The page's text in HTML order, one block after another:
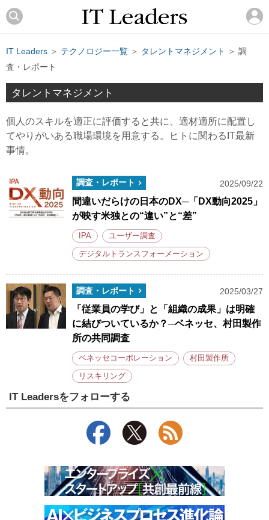
IT Leaders ＞ テクノロジー一覧 ＞ タレントマネジメント
＞ 調
査・レポート
タレントマネジメント
個人のスキルを適正に評価すると共に、適材適所に配置し
てやりがいある職場環境を用意する。ヒトに関わるIT最新
事情。
調査・レポート 2025/09/22
間違いだらけの日本のDX─「DX動向2025」
が映す米独との“違い”と“差”
IPA ユーザー調査
デジタルトランスフォーメーション
調査・レポート 2025/03/27
「従業員の学び」と「組織の成果」は明確
に結びついているか？─ベネッセ、村田製作
所の共同調査
ベネッセコーポレーション 村田製作所
リスキリング
IT Leadersをフォローする